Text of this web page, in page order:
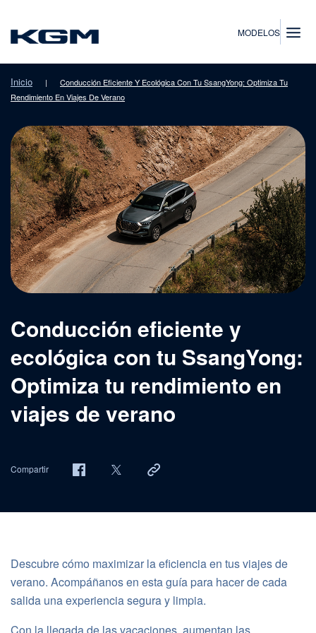
SsangYongMODELOS
Inicio |
Conducción Eficiente Y Ecológica Con Tu SsangYong: Optimiza Tu
Rendimiento En Viajes De Verano
Conducción eficiente y
ecológica con tu SsangYong:
Optimiza tu rendimiento en
viajes de verano
Compartir
Descubre cómo maximizar la eficiencia en tus viajes de
verano. Acompáñanos en esta guía para hacer de cada
salida una experiencia segura y limpia.